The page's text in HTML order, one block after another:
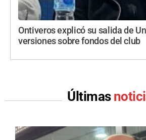
Ontiveros explicó su salida de
versiones sobre fondos del club
Últimas